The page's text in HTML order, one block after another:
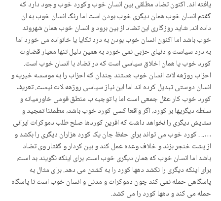
یافته اند. اکنون تضاد مطلقی بین انسان خوب وکورد خوب وجود دارد که
گفتم انسان خوب همان دیگری خوب بودن است اما رنگ انسان خوب به ان
داده اند. شاید روزگاری این تضاد از بین برود و انسان خوب همان شهروند
خوب باشد اما اکنون انسان خوب بودن به درد تکایا یا خانواده می خورد اما
به درد سیاست و دنیای حزبی نمی خورد به همین دلیل تنها معیار قضاوت
کورد خوب یا همان اخلاق سیاسی است که در تضاد با انسان خوب است.
احزاب روژهه لات انسان خوب هستند چندان که احزاب را به موسسه خیریه و
انسان دوستی تبدیل کرده اند اما این نیاز سیاسی روژهه لات نیست. تعریف
کورد خوب کار عقل جمعی است اما با توجبه ب منطق قومی خاورمیانه و
سلطه دیگریها بر کورد، اگر واقعا کسی کورد خوب باشد، مطمئنا تمجید و
ستایش دیگری را نخواهد داشت که افرین کوردها صلح طلب دموکرات ایرانی
….. . کورد خوب می تواند برای حفظ جان یک کورد هزاران دیگری را بکشد و
از پشت خنجر بزند و خلاف وعده عمل کند و بین کردار و گفتار وی تضاد
باشد اما انسان خوب که همان دیگری خوب است، برای اینکه نگویند بد است،
برای اینکه دیگری را نکشد دهها کورد را به کشتن می دهد. برای مثال به
پاسگاهی حمله نمی کند چون دموکرات و مدنی و انسان خوب است تا پاسگاه
حمله می کند و دهها کورد را می کشد.